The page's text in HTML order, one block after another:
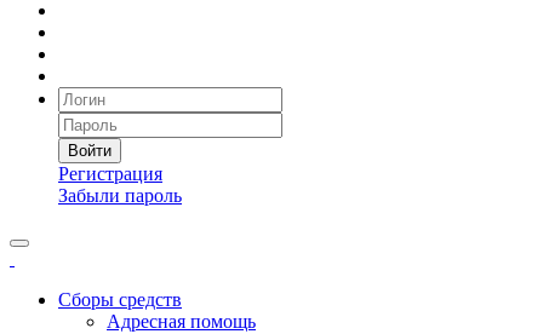
Войти
Регистрация
Забыли пароль
Сборы средств
Адресная помощь